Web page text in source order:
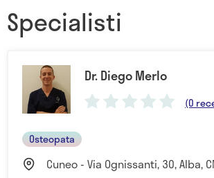
Specialisti
Dr. Diego Merlo
(0
Osteopata
Cuneo - Via Ognissanti, 30, Alba,